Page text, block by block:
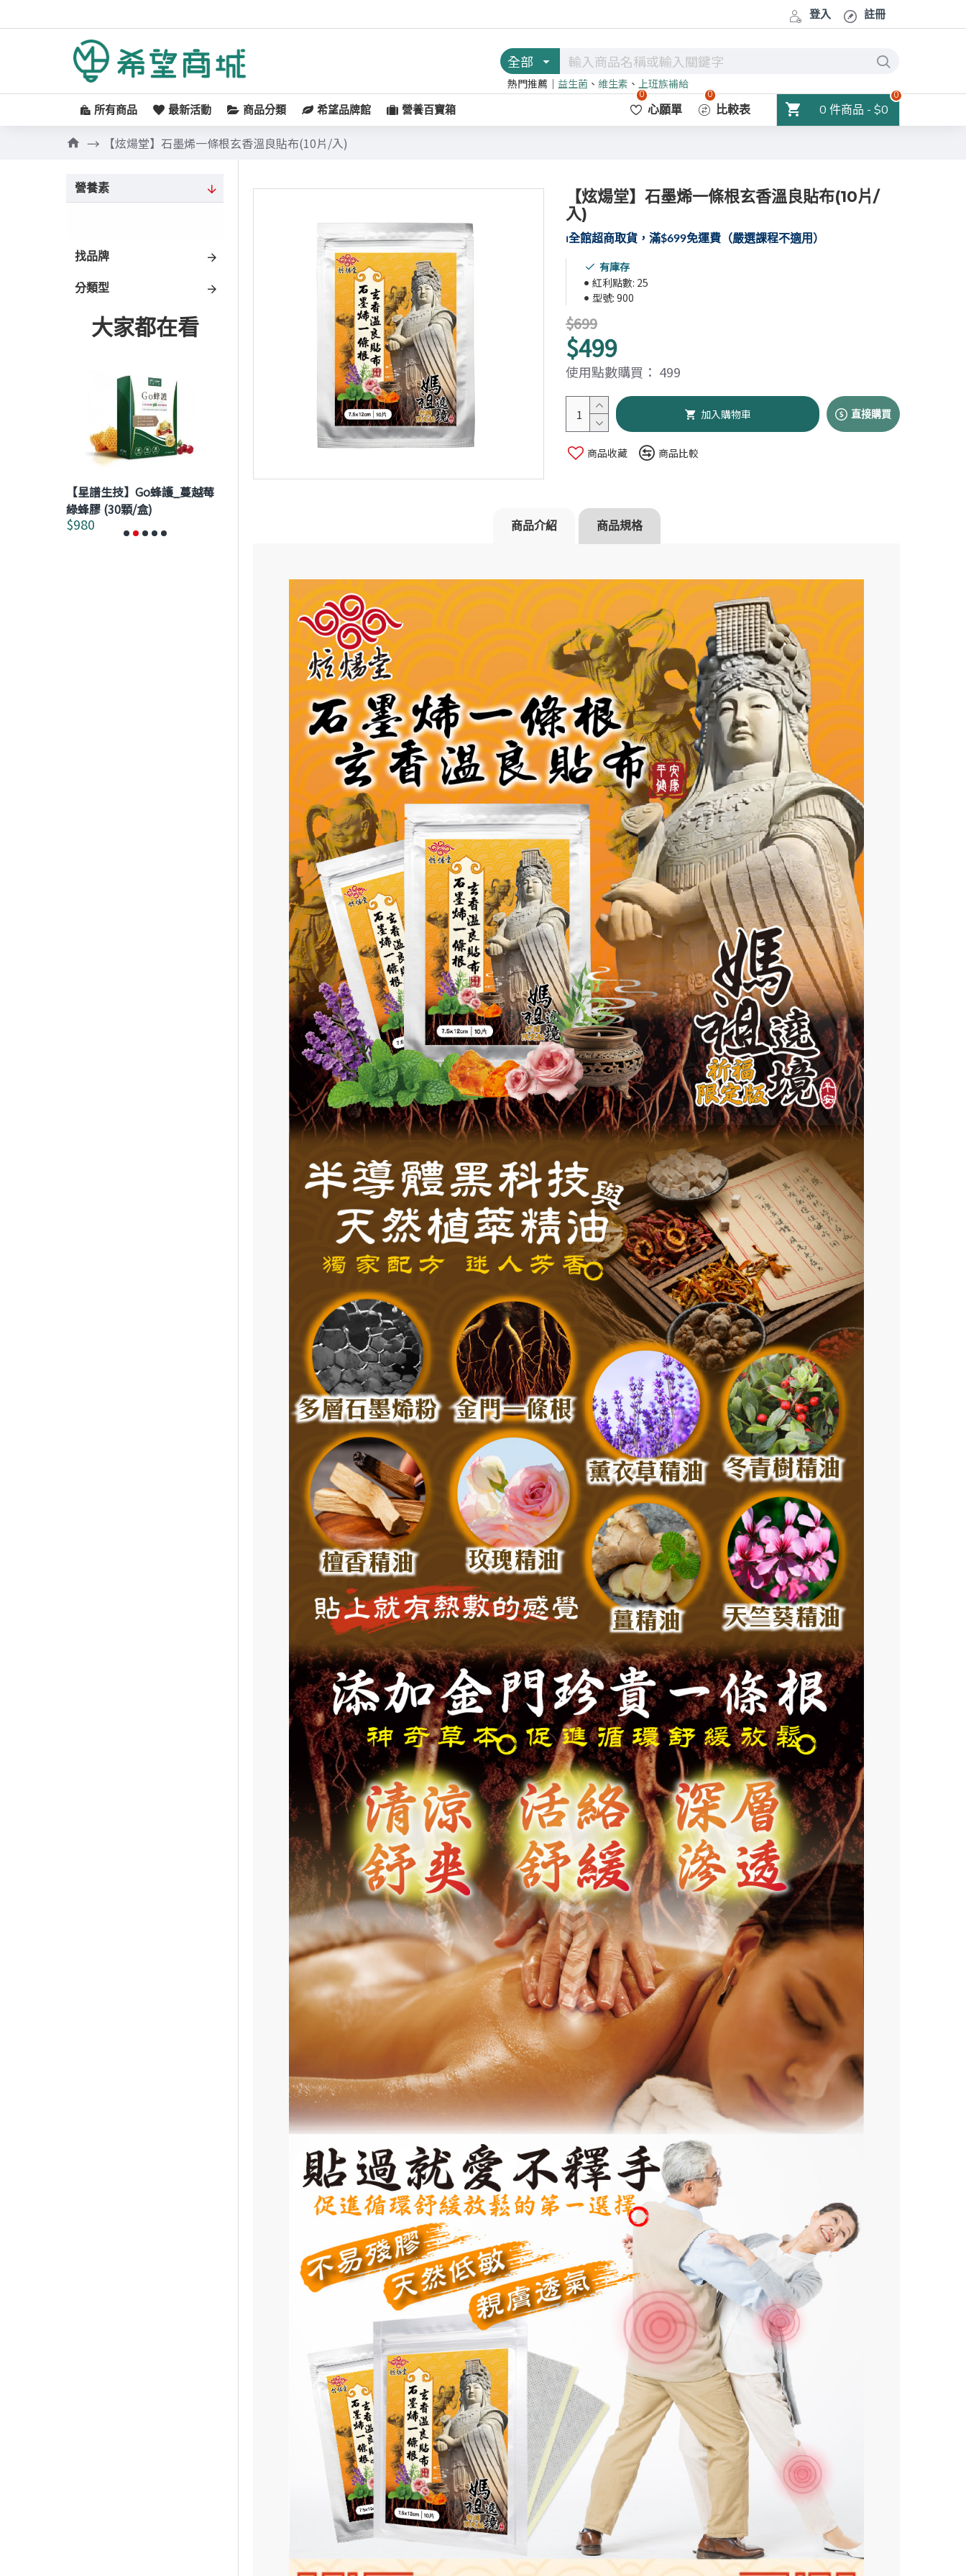
登入 註冊
全部
熱門推薦｜益生菌 、 維生素 、上班族補給
所有商品 最新活動 商品分類 希望品牌館 營養百寶箱 心願單
0
比較表
0
0 件商品 - $0
0
【炫煬堂】石墨烯一條根玄香溫良貼布(10片/入)
營養素
找品牌
分類型
大家都在看
【星譜生技】Go蜂護_蔓越莓
綠蜂膠 (30顆/盒)
$980
速代謝錠30顆/盒
$980
【炫煬堂】石墨烯一條根玄香溫良貼布(10片/
入)
⏐全館超商取貨，滿$699免運費（嚴選課程不適用）
有庫存
紅利點數: 25
型號: 900
$499
$699
使用點數購買： 499
加入購物車 直接購買
商品收藏 商品比較
商品介紹 商品規格